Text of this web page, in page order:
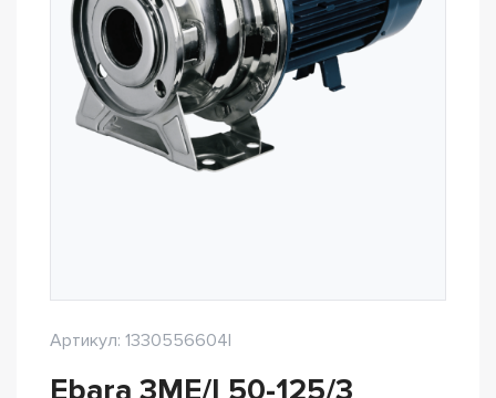
Артикул: 1330556604I
Ebara 3ME/I 50-125/3